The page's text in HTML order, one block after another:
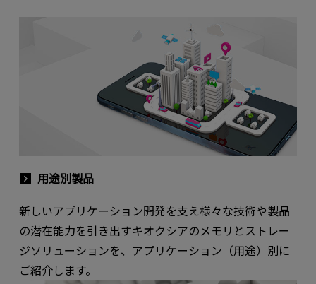
用途別製品
新しいアプリケーション開発を支え様々な技術や製品
の潜在能力を引き出すキオクシアのメモリとストレー
ジソリューションを、アプリケーション（用途）別に
ご紹介します。